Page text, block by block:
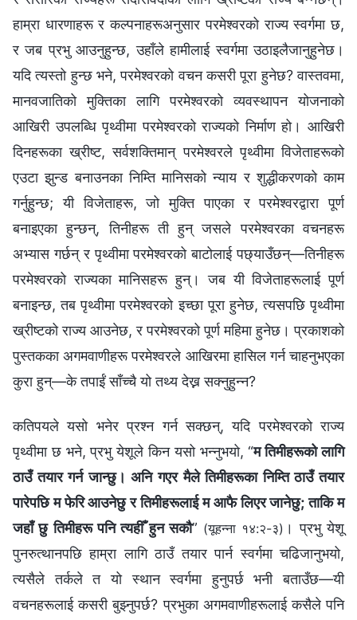
हाम्रा धारणाहरू र कल्पनाहरूअनुसार परमेश्‍वरको राज्य स्वर्गमा छ,
र जब प्रभु आउनुहुन्छ, उहाँले हामीलाई स्वर्गमा उठाइलैजानुहुनेछ।
यदि त्यस्तो हुन्छ भने, परमेश्‍वरको वचन कसरी पूरा हुनेछ? वास्तवमा,
मानवजातिको मुक्तिका लागि परमेश्‍वरको व्यवस्थापन योजनाको
आखिरी उपलब्धि पृथ्वीमा परमेश्‍वरको राज्यको निर्माण हो। आखिरी
दिनहरूका ख्रीष्ट, सर्वशक्तिमान् परमेश्‍वरले पृथ्वीमा विजेताहरूको
एउटा झुन्ड बनाउनका निम्ति मानिसको न्याय र शुद्धीकरणको काम
गर्नुहुन्छ; यी विजेताहरू, जो मुक्ति पाएका र परमेश्‍वरद्वारा पूर्ण
बनाइएका हुन्छन्, तिनीहरू ती हुन् जसले परमेश्‍वरका वचनहरू
अभ्यास गर्छन् र पृथ्वीमा परमेश्‍वरको बाटोलाई पछ्याउँछन्—तिनीहरू
परमेश्‍वरको राज्यका मानिसहरू हुन्। जब यी विजेताहरूलाई पूर्ण
बनाइन्छ, तब पृथ्वीमा परमेश्‍वरको इच्छा पूरा हुनेछ, त्यसपछि पृथ्वीमा
ख्रीष्टको राज्य आउनेछ, र परमेश्‍वरको पूर्ण महिमा हुनेछ। प्रकाशको
पुस्तकका अगमवाणीहरू परमेश्‍वरले आखिरमा हासिल गर्न चाहनुभएका
कुरा हुन्—के तपाईं साँच्चै यो तथ्य देख्न सक्नुहुन्न?
कतिपयले यसो भनेर प्रश्‍न गर्न सक्छन्, यदि परमेश्‍वरको राज्य
पृथ्वीमा छ भने, प्रभु येशूले किन यसो भन्नुभयो, “म तिमीहरूको लागि
ठाउँ तयार गर्न जान्छु। अनि गएर मैले तिमीहरूका निम्‍ति ठाउँ तयार
पारेपछि म फेरि आउनेछु र तिमीहरूलाई म आफै लिएर जानेछु; ताकि म
जहाँ छु तिमीहरू पनि त्यहीँ हुन सकौ” (यूहन्‍ना १४:२-३) । प्रभु येशू
पुनरुत्थानपछि हाम्रा लागि ठाउँ तयार पार्न स्वर्गमा चढिजानुभयो,
त्यसैले तर्कले त यो स्थान स्वर्गमा हुनुपर्छ भनी बताउँछ—यी
वचनहरूलाई कसरी बुझ्नुपर्छ? प्रभुका अगमवाणीहरूलाई कसैले पनि